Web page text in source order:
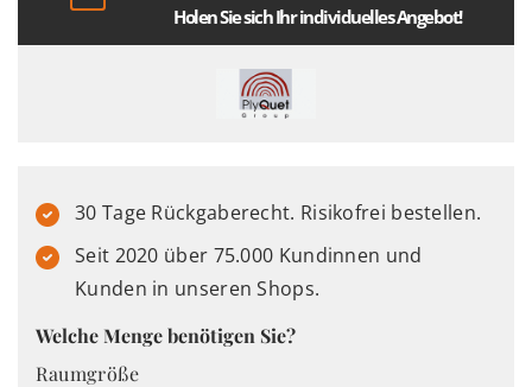
Holen Sie sich Ihr individuelles Angebot!
30 Tage Rückgaberecht. Risikofrei bestellen.
Seit 2020 über 75.000 Kundinnen und
Kunden in unseren Shops.
Welche Menge benötigen Sie?
Raumgröße